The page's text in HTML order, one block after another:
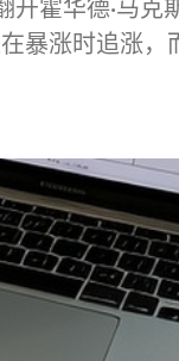
霍华德·马克
暴涨时追涨，